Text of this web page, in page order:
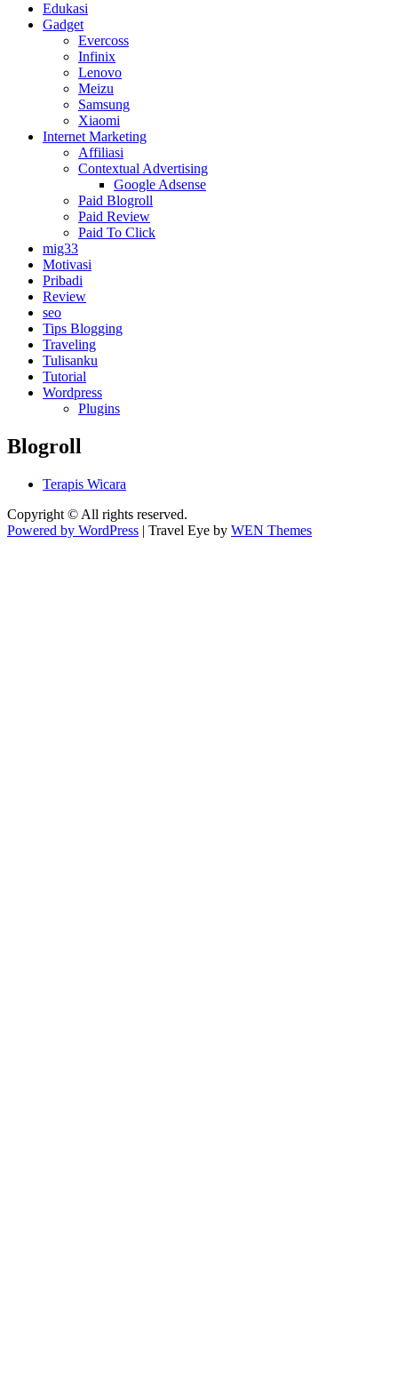
Edukasi
Gadget
Evercoss
Infinix
Lenovo
Meizu
Samsung
Xiaomi
Internet Marketing
Affiliasi
Contextual Advertising
Google Adsense
Paid Blogroll
Paid Review
Paid To Click
mig33
Motivasi
Pribadi
Review
seo
Tips Blogging
Traveling
Tulisanku
Tutorial
Wordpress
Plugins
Blogroll
Terapis Wicara
Copyright © All rights reserved.
Powered by WordPress | Travel Eye by WEN Themes